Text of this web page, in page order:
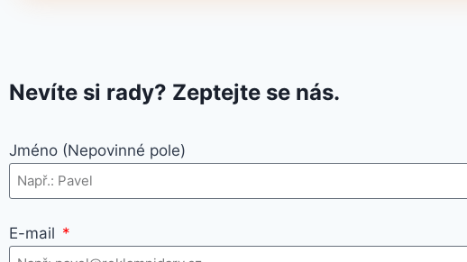
Nevíte si rady? Zeptejte se nás.
Jméno (Nepovinné pole)
E-mail